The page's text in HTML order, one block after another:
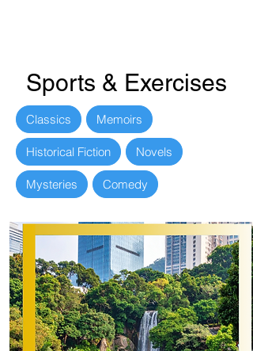
Sports & Exercises
Classics Memoirs
Historical Fiction Novels
Mysteries Comedy